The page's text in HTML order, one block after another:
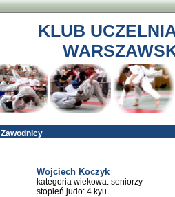
KLUB
Zawodnicy
Wojciech Koczyk
kategoria wiekowa: seniorzy
stopień judo: 4 kyu